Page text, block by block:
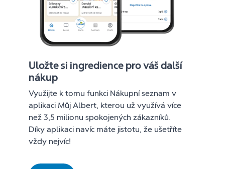
Uložte si ingredience pro váš další
nákup
Využijte k tomu funkci Nákupní seznam v
aplikaci Můj Albert, kterou už využívá více
než 3,5 milionu spokojených zákazníků.
Díky aplikaci navíc máte jistotu, že ušetříte
vždy nejvíc!